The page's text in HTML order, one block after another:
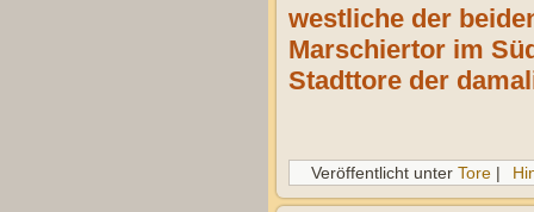
westliche der
Marschiertor im
Stadttore der
Veröffentlicht unter Tore |